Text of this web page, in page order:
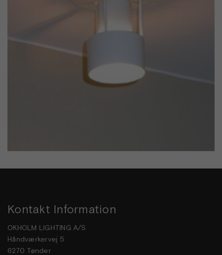
Kontakt Information
OKHOLM LIGHTING A/S
Håndværkervej 5
6270 Tønder